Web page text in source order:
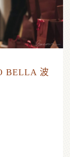
BELLA 波